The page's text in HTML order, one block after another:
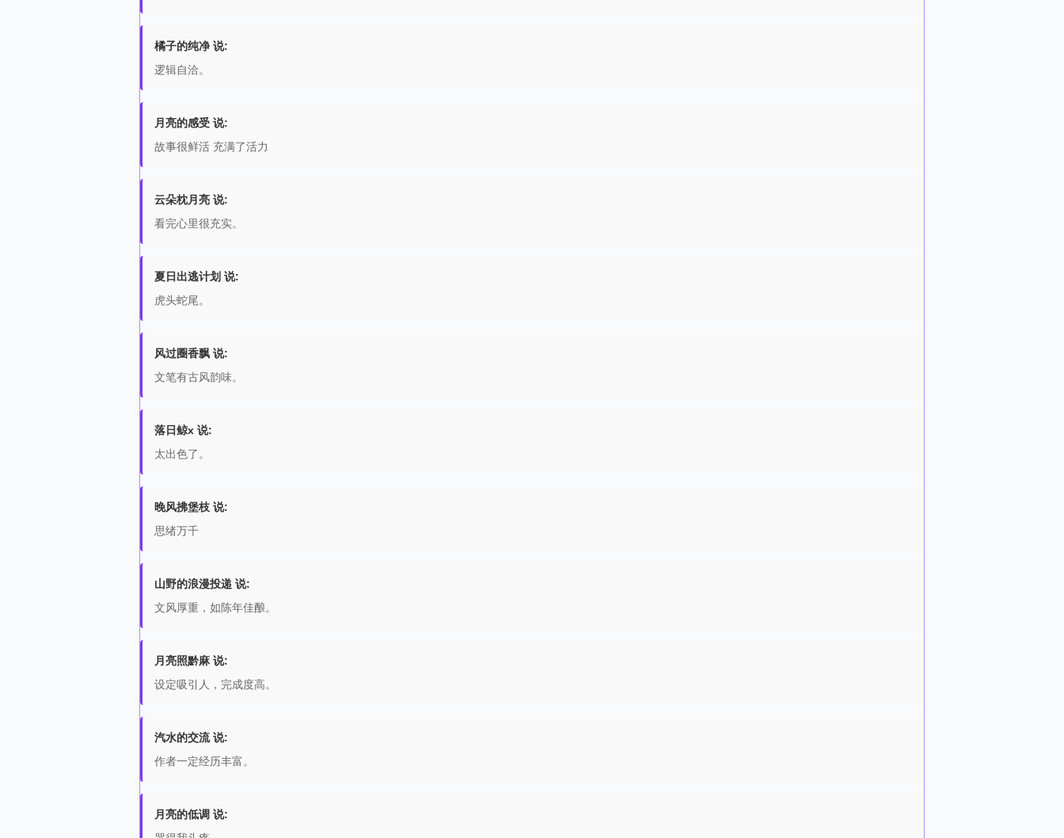
橘子的纯净 说:
逻辑自洽。
月亮的感受 说:
故事很鲜活 充满了活力
云朵枕月亮 说:
看完心里很充实。
夏日出逃计划 说:
虎头蛇尾。
风过圈香飘 说:
文笔有古风韵味。
落日鲸x 说:
太出色了。
晚风拂堡枝 说:
思绪万千
山野的浪漫投递 说:
文风厚重，如陈年佳酿。
月亮照黔麻 说:
设定吸引人，完成度高。
汽水的交流 说:
作者一定经历丰富。
月亮的低调 说: